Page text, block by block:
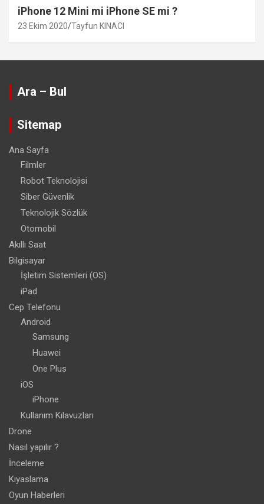
iPhone 12 Mini mi iPhone SE mi ?
23 Ekim 2020 Tayfun KINACI
Ara – Bul
Sitemap
Ana Sayfa
Filmler
Robot Teknolojisi
Siber Güvenlik
Teknolojik Sözlük
Otomobil
Akıllı Saat
Bilgisayar
İşletim Sistemleri (OS)
iPad
Cep Telefonu
Android
Samsung
Huawei
One Plus
iOS
iPhone
Kullanım Kılavuzları
Drone
Nasıl yapılır ?
İnceleme
Kıyaslama
Oyun Haberleri